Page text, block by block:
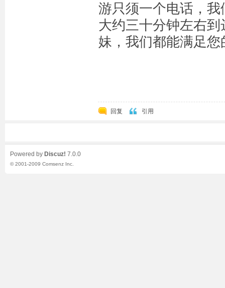
游只须一个电话，
大约三十分钟左右
妹，我们都能满足
回复 引用
Powered by Discuz! 7.0.0
© 2001-2009 Comsenz Inc.